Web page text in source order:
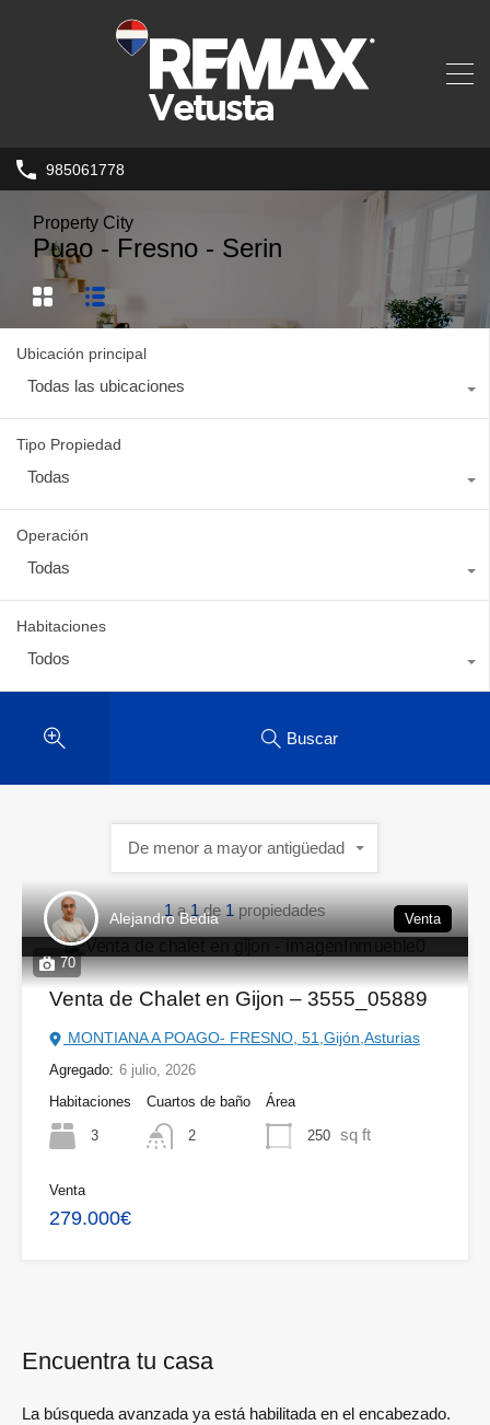
985061778
Property City
Puao - Fresno - Serin
Ubicación principal
Todas las ubicaciones
Tipo Propiedad
Todas
Operación
Todas
Habitaciones
Todos
Buscar
1 a1 de1 propiedades
De menor a mayor antigüedad
70
Alejandro Bedia Venta
Venta de Chalet en Gijon – 3555_05889
MONTIANA A POAGO- FRESNO, 51,Gijón,Asturias
Agregado: 6 julio, 2026
Habitaciones
3
Cuartos de baño
2
Área
250 sq ft
Venta
279.000€
Encuentra tu casa
La búsqueda avanzada ya está habilitada en el encabezado.